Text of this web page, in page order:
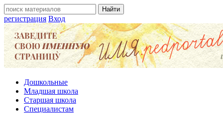
регистрация Вход
Дошкольные
Младшая школа
Старшая школа
Специалистам